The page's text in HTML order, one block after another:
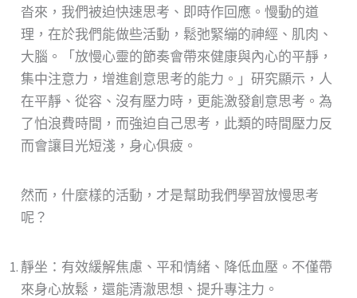
沓來，我們被迫快速思考、即時作回應。慢動的道
理，在於我們能做些活動，鬆弛緊繃的神經、肌肉、
大腦。「放慢心靈的節奏會帶來健康與內心的平靜，
集中注意力，增進創意思考的能力。」研究顯示，人
在平靜、從容、沒有壓力時，更能激發創意思考。為
了怕浪費時間，而強迫自己思考，此類的時間壓力反
而會讓目光短淺，身心俱疲。
然而，什麼樣的活動，才是幫助我們學習放慢思考
呢？
靜坐：有效緩解焦慮、平和情緒、降低血壓。不僅帶
來身心放鬆，還能清澈思想、提升專注力。